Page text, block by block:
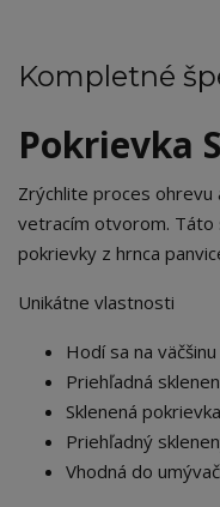
Kompletné
Pokrievka
Zrýchlite proces
vetracím otvorom. Táto
pokrievky z hrnca
Unikátne vlastnosti
Hodí sa na
Priehľadná
Sklenená
Priehľadný
Vhodná do